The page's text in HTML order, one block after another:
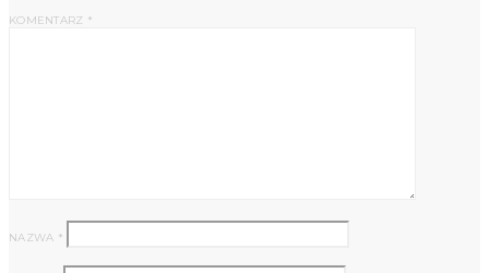
KOMENTARZ *
NAZWA *